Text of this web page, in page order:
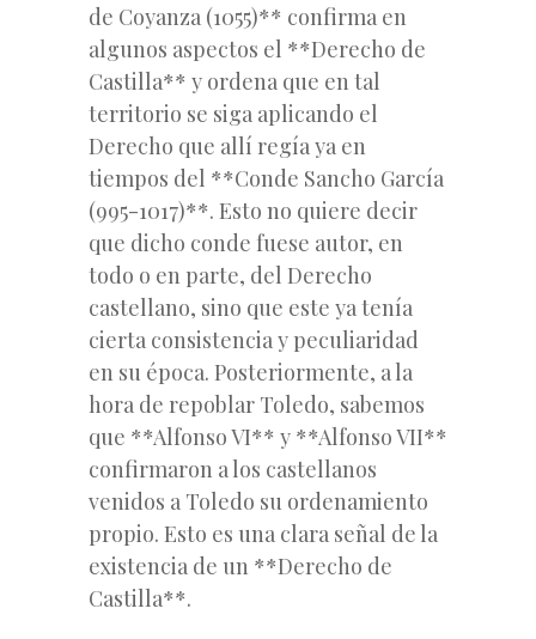
de Coyanza (1055)** confirma en
algunos aspectos el **Derecho de
Castilla** y ordena que en tal
territorio se siga aplicando el
Derecho que allí regía ya en
tiempos del **Conde Sancho García
(995-1017)**. Esto no quiere decir
que dicho conde fuese autor, en
todo o en parte, del Derecho
castellano, sino que este ya tenía
cierta consistencia y peculiaridad
en su época. Posteriormente, a la
hora de repoblar Toledo, sabemos
que **Alfonso VI** y **Alfonso VII**
confirmaron a los castellanos
venidos a Toledo su ordenamiento
propio. Esto es una clara señal de la
existencia de un **Derecho de
Castilla**.